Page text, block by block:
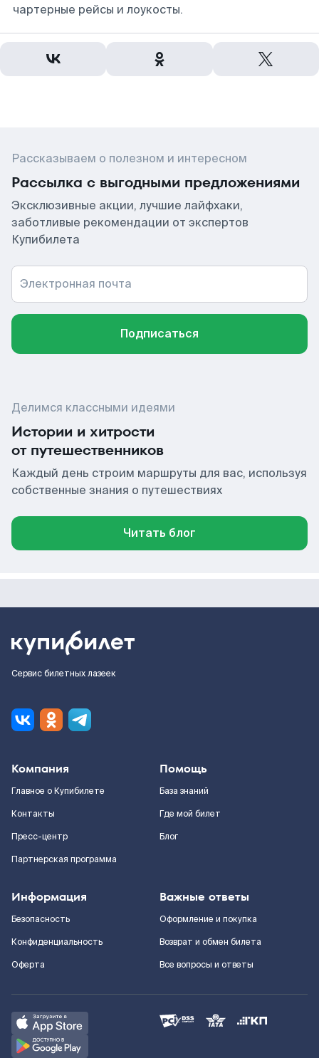
чартерные рейсы и лоукосты.
Рассказываем о полезном и интересном
Рассылка с выгодными предложениями
Эксклюзивные акции, лучшие лайфхаки,
заботливые рекомендации от экспертов
Купибилета
Электронная почта
Подписаться
Делимся классными идеями
Истории и хитрости
от путешественников
Каждый день строим маршруты для вас, используя
собственные знания о путешествиях
Читать блог
Сервис билетных лазеек
Компания
Главное о Купибилете
Контакты
Пресс-центр
Партнерская программа
Помощь
База знаний
Где мой билет
Блог
Информация
Безопасность
Конфиденциальность
Оферта
Важные ответы
Оформление и покупка
Возврат и обмен билета
Все вопросы и ответы